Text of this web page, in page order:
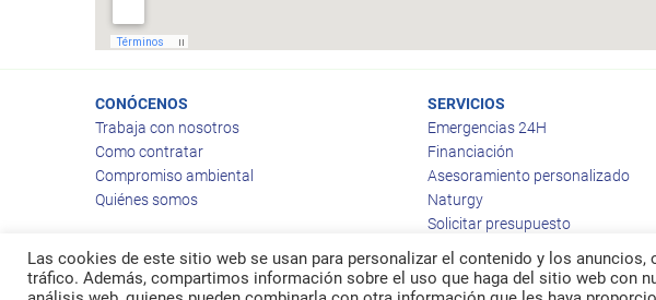
CONÓCENOS
Trabaja con nosotros
Como contratar
Compromiso ambiental
Quiénes somos
SERVICIOS
Emergencias 24H
Financiación
Asesoramiento personalizado
Naturgy
Solicitar presupuesto
Las cookies de este sitio web se usan para personalizar el contenido y los anuncios,
tráfico. Además, compartimos información sobre el uso que haga del sitio web con